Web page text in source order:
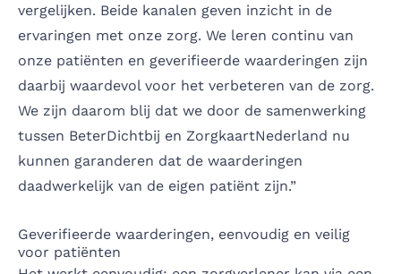
vergelijken. Beide kanalen geven inzicht in de
ervaringen met onze zorg. We leren continu van
onze patiënten en geverifieerde waarderingen zijn
daarbij waardevol voor het verbeteren van de zorg.
We zijn daarom blij dat we door de samenwerking
tussen BeterDichtbij en ZorgkaartNederland nu
kunnen garanderen dat de waarderingen
daadwerkelijk van de eigen patiënt zijn.”
Geverifieerde waarderingen, eenvoudig en veilig
voor patiënten